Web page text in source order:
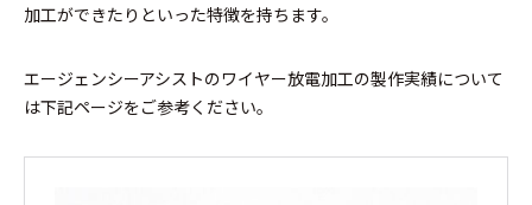
加工ができたりといった特徴を持ちます。
エージェンシーアシストのワイヤー放電加工の製作実績について
は下記ページをご参考ください。